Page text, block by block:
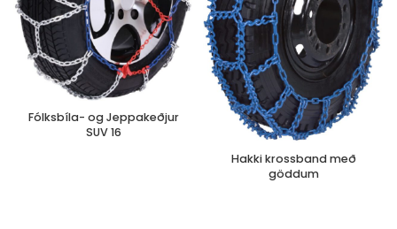
Fólksbíla- og Jeppakeðjur
SUV 16
Hakki krossband með
göddum